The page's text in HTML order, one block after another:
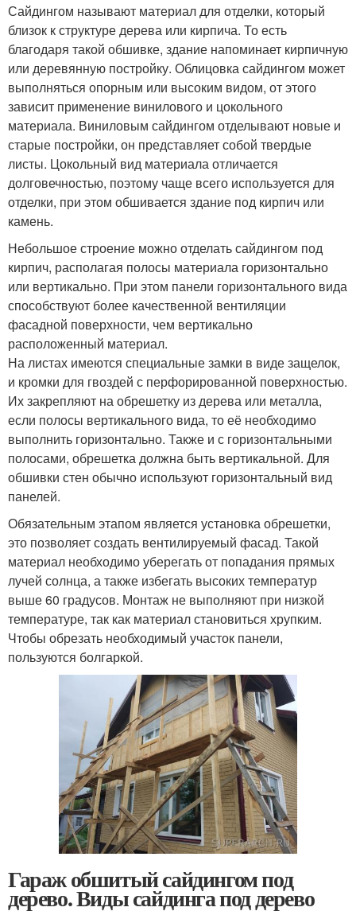
Сайдингом называют материал для отделки, который
близок к структуре дерева или кирпича. То есть
благодаря такой обшивке, здание напоминает кирпичную
или деревянную постройку. Облицовка сайдингом может
выполняться опорным или высоким видом, от этого
зависит применение винилового и цокольного
материала. Виниловым сайдингом отделывают новые и
старые постройки, он представляет собой твердые
листы. Цокольный вид материала отличается
долговечностью, поэтому чаще всего используется для
отделки, при этом обшивается здание под кирпич или
камень.
Небольшое строение можно отделать сайдингом под
кирпич, располагая полосы материала горизонтально
или вертикально. При этом панели горизонтального вида
способствуют более качественной вентиляции
фасадной поверхности, чем вертикально
расположенный материал.
На листах имеются специальные замки в виде защелок,
и кромки для гвоздей с перфорированной поверхностью.
Их закрепляют на обрешетку из дерева или металла,
если полосы вертикального вида, то её необходимо
выполнить горизонтально. Также и с горизонтальными
полосами, обрешетка должна быть вертикальной. Для
обшивки стен обычно используют горизонтальный вид
панелей.
Обязательным этапом является установка обрешетки,
это позволяет создать вентилируемый фасад. Такой
материал необходимо уберегать от попадания прямых
лучей солнца, а также избегать высоких температур
выше 60 градусов. Монтаж не выполняют при низкой
температуре, так как материал становиться хрупким.
Чтобы обрезать необходимый участок панели,
пользуются болгаркой.
Гараж обшитый сайдингом под
дерево. Виды сайдинга под дерево